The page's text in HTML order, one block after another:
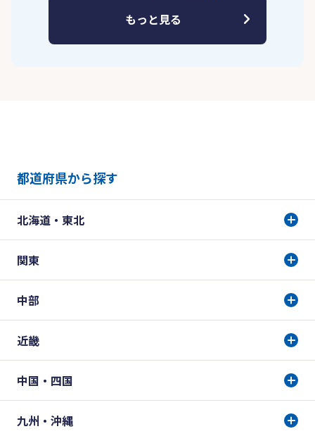
もっと見る
都道府県から探す
北海道・東北
関東
中部
近畿
中国・四国
九州・沖縄